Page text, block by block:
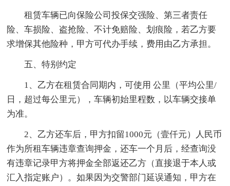
租赁车辆已向保险公司投保交强险、第三者责任
险、车损险、盗抢险、不计免赔险、划痕险，若乙方要
求增保其他险种，甲方可代办手续，费用由乙方承担。
五、特别约定
1、乙方在租赁合同期内，可使用 公里（平均公里/
日，超过每公里元），车辆初始里程数，以车辆交接单
为准。
2、乙方还车后，甲方扣留1000元（壹仟元）人民币
作为所租车辆违章查询押金，还车一个月后，经查询没
有违章记录甲方将押金全部返还乙方（直接退于本人或
汇入指定账户）。如果因为交警部门延误通知，甲方在